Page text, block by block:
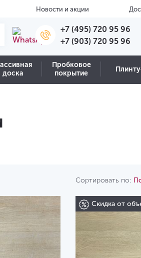
Новости и акции
+7 (495) 720 95 96
+7 (903) 720 95 96
доска
Пробковое
покрытие
Сортировать по:
Скидка от